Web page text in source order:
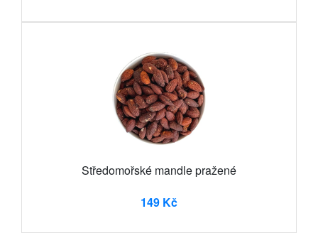
Středomořské mandle pražené
149 Kč